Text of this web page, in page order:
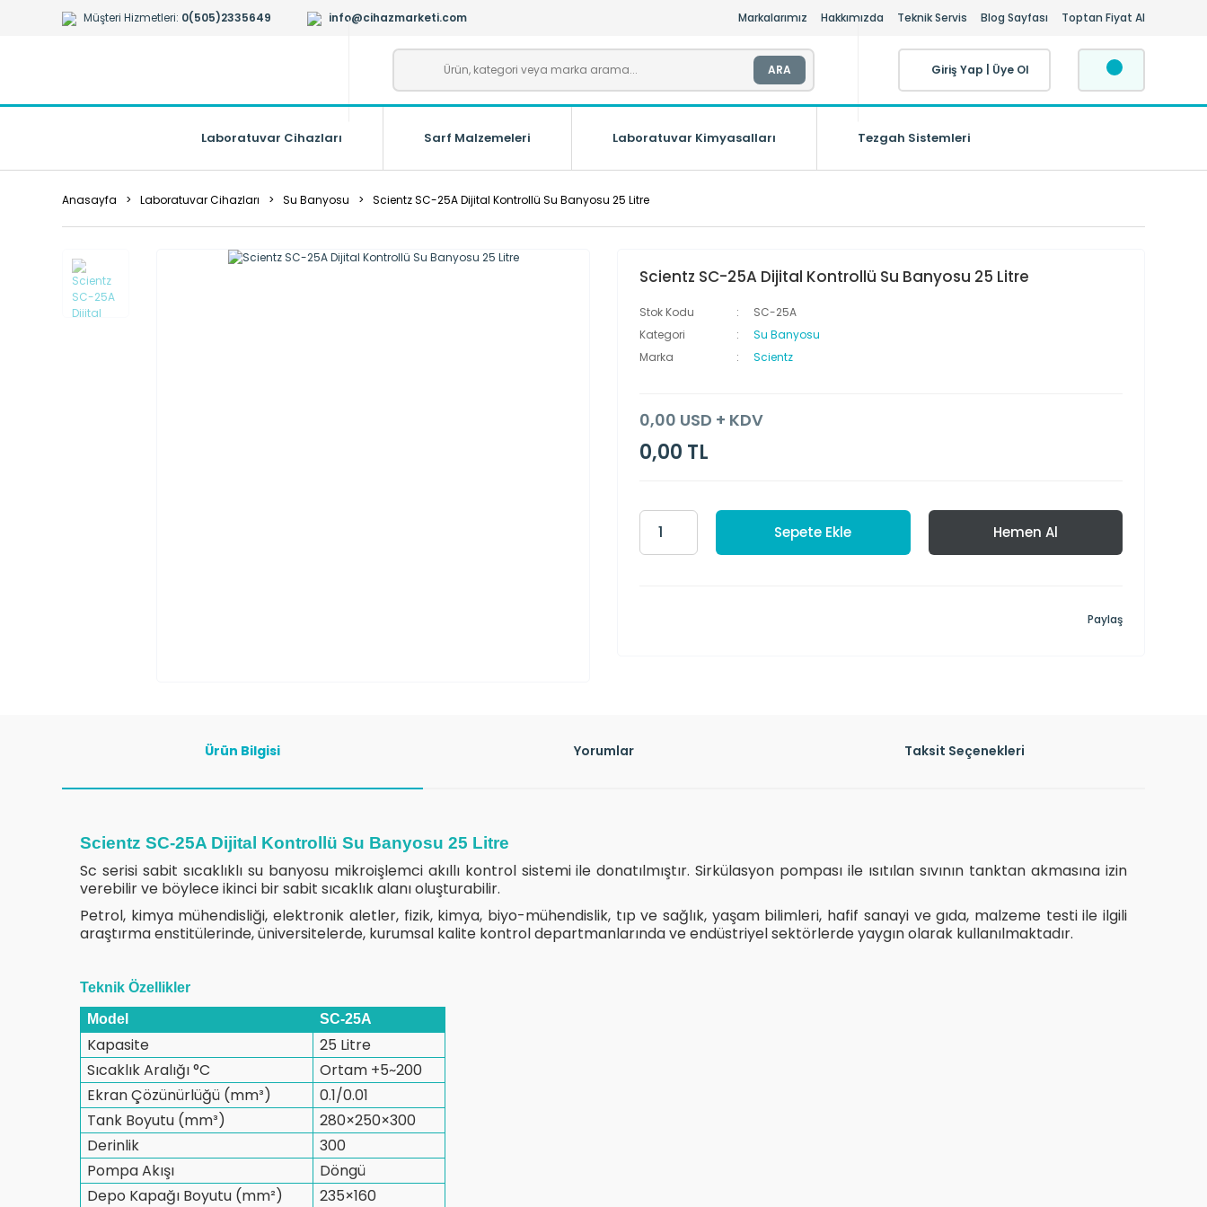
Müşteri Hizmetleri: 0(505)2335649 info@cihazmarketi.com Markalarımız Hakkımızda Teknik Servis Blog Sayfası Toptan Fiyat Al
ARA Giriş Yap Üye Ol
Laboratuvar Cihazları Sarf Malzemeleri Laboratuvar Kimyasalları Tezgah Sistemleri
Anasayfa Laboratuvar Cihazları Su Banyosu Scientz SC-25A Dijital Kontrollü Su Banyosu 25 Litre
Scientz SC-25A Dijital Kontrollü Su Banyosu 25 Litre
Stok Kodu
SC-25A
Kategori
Su Banyosu
Marka
Scientz
0,00 USD + KDV
0,00 TL
Sepete Ekle Hemen Al
Paylaş
Ürün Bilgisi Yorumlar Taksit Seçenekleri
Scientz SC-25A Dijital Kontrollü Su Banyosu 25 Litre
Sc serisi sabit sıcaklıklı su banyosu mikroişlemci akıllı kontrol sistemi ile donatılmıştır. Sirkülasyon pompası ile ısıtılan sıvının tanktan akmasına izin
verebilir ve böylece ikinci bir sabit sıcaklık alanı oluşturabilir.
Petrol, kimya mühendisliği, elektronik aletler, fizik, kimya, biyo-mühendislik, tıp ve sağlık, yaşam bilimleri, hafif sanayi ve gıda, malzeme testi ile ilgili
araştırma enstitülerinde, üniversitelerde, kurumsal kalite kontrol departmanlarında ve endüstriyel sektörlerde yaygın olarak kullanılmaktadır.
Teknik Özellikler
Model SC-25A
Kapasite
25 Litre
Sıcaklık Aralığı °C
Ortam +5~200
Ekran Çözünürlüğü (mm³)
0.1/0.01
Tank Boyutu (mm³)
280×250×300
Derinlik
300
Pompa Akışı
Döngü
Depo Kapağı Boyutu (mm²)
235×160